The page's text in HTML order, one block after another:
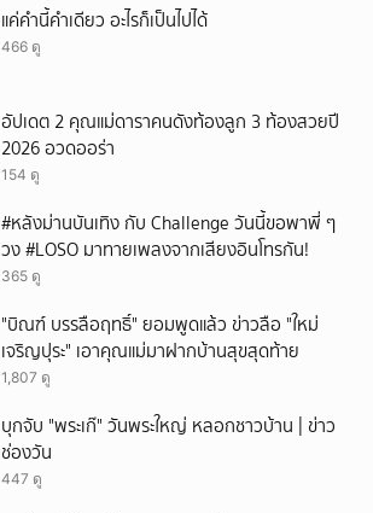
แค่คำนี้คำเดียว อะไรก็เป็นไปได้
466 ดู
อัปเดต 2 คุณแม่ดาราคนดังท้องลูก 3 ท้องสวยปี
2026 อวดออร่า
154 ดู
#หลังม่านบันเทิง กับ Challenge วันนี้ขอพาพี่ ๆ
วง #LOSO มาทายเพลงจากเสียงอินโทรกัน!
365 ดู
"บิณฑ์ บรรลือฤทธิ์" ยอมพูดแล้ว ข่าวลือ "ใหม่
เจริญปุระ" เอาคุณแม่มาฝากบ้านสุขสุดท้าย
1,807 ดู
บุกจับ "พระเก๊" วันพระใหญ่ หลอกชาวบ้าน | ข่าว
ช่องวัน
447 ดู